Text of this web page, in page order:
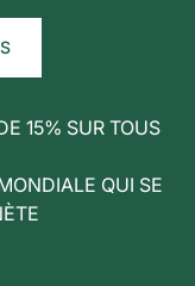
15% SUR TOUS
QUI SE